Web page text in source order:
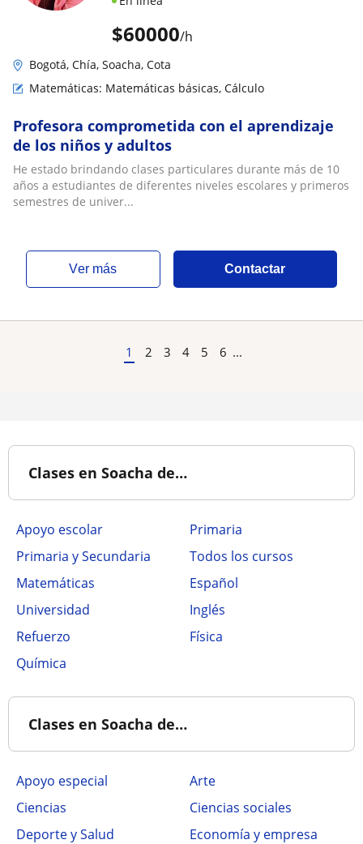
$60000/h
Bogotá, Chía, Soacha, Cota
Matemáticas: Matemáticas básicas, Cálculo
Profesora comprometida con el aprendizaje
de los niños y adultos
He estado brindando clases particulares durante más de 10
años a estudiantes de diferentes niveles escolares y primeros
semestres de univer...
ver más Contactar
1 2 3 4 5 6 ...
Clases en Soacha de…
Apoyo escolar
Primaria
Primaria y Secundaria
Todos los cursos
Matemáticas
Español
Universidad
Inglés
Refuerzo
Física
Química
Clases en Soacha de…
Apoyo especial
Arte
Ciencias
Ciencias sociales
Deporte y Salud
Economía y empresa